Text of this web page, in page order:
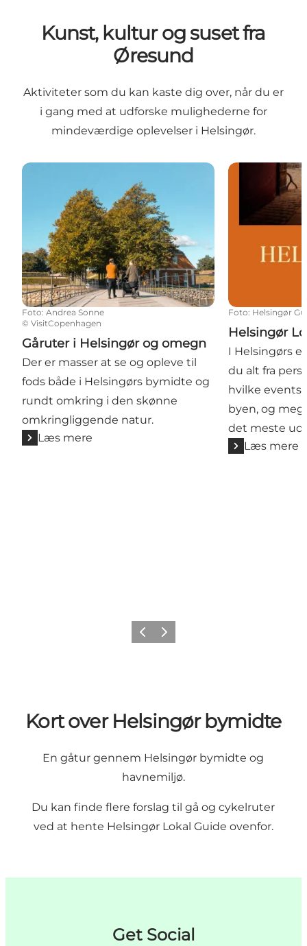
Kunst, kultur og suset fra
Øresund
Aktiviteter som du kan kaste dig over, når du er
i gang med at udforske mulighederne for
mindeværdige oplevelser i Helsingør.
Gåruter i Helsingør og omegn
Foto: Andrea Sonne
© VisitCopenhagen
Gåruter i Helsingør og omegn
Der er masser at se og opleve til
fods både i Helsingørs bymidte og
rundt omkring i den skønne
omkringliggende natur.
Læs mere
Helsingør
Foto: Helsingør
Helsingør
I Helsingørs
du alt fra
hvilke events
byen, og
det meste ud
Læs mere
ForrigeNæste
Kort over Helsingør bymidte
En gåtur gennem Helsingør bymidte og
havnemiljø.
Du kan finde flere forslag til gå og cykelruter
ved at hente Helsingør Lokal Guide ovenfor.
Get Social